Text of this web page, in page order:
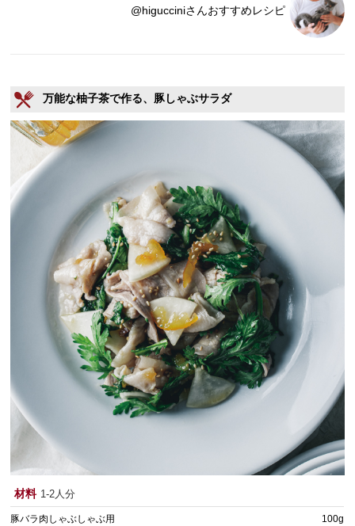
@higucciniさんおすすめレシピ
万能な柚子茶で作る、豚しゃぶサラダ
材料 1-2人分
豚バラ肉しゃぶしゃぶ用 100g